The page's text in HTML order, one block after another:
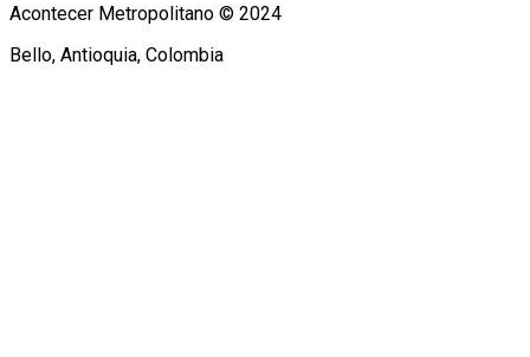
Acontecer Metropolitano © 2024
Bello, Antioquia, Colombia